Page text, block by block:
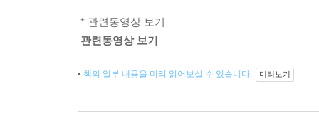
* 관련동영상 보기
관련동영상 보기
책의 일부 내용을 미리 읽어보실 수 있습니다. 미리보기